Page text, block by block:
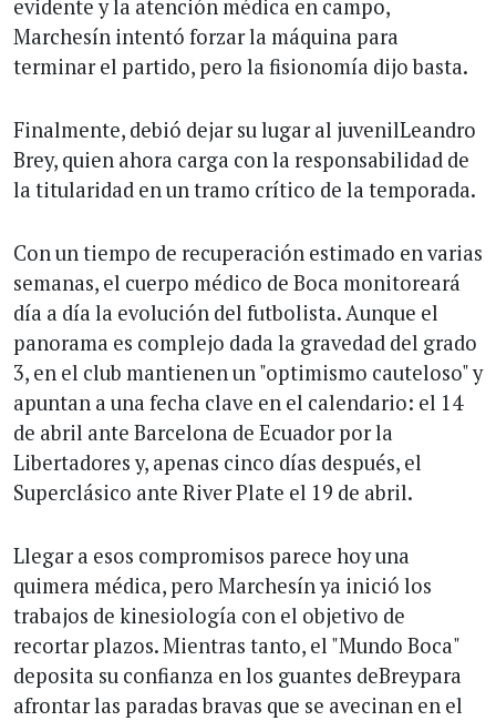
evidente y la atención médica en campo,
Marchesín intentó forzar la máquina para
terminar el partido, pero la fisionomía dijo basta.
Finalmente, debió dejar su lugar al juvenilLeandro
Brey, quien ahora carga con la responsabilidad de
la titularidad en un tramo crítico de la temporada.
Con un tiempo de recuperación estimado en varias
semanas, el cuerpo médico de Boca monitoreará
día a día la evolución del futbolista. Aunque el
panorama es complejo dada la gravedad del grado
3, en el club mantienen un "optimismo cauteloso" y
apuntan a una fecha clave en el calendario: el 14
de abril ante Barcelona de Ecuador por la
Libertadores y, apenas cinco días después, el
Superclásico ante River Plate el 19 de abril.
Llegar a esos compromisos parece hoy una
quimera médica, pero Marchesín ya inició los
trabajos de kinesiología con el objetivo de
recortar plazos. Mientras tanto, el "Mundo Boca"
deposita su confianza en los guantes deBreypara
afrontar las paradas bravas que se avecinan en el